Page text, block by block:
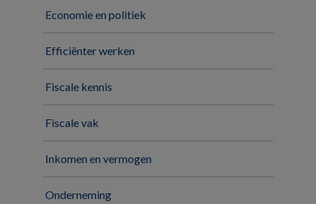
Economie en politiek
Efficiënter werken
Fiscale kennis
Fiscale vak
Inkomen en vermogen
Onderneming